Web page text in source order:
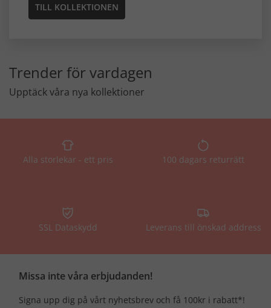
TILL KOLLEKTIONEN
Trender för vardagen
Upptäck våra nya kollektioner
Alla storlekar - ett pris 100 dagars returrätt
SSL Dataskydd Leverans till önskad address
Missa inte våra erbjudanden!
Signa upp dig på vårt nyhetsbrev och få 100kr i rabatt*!